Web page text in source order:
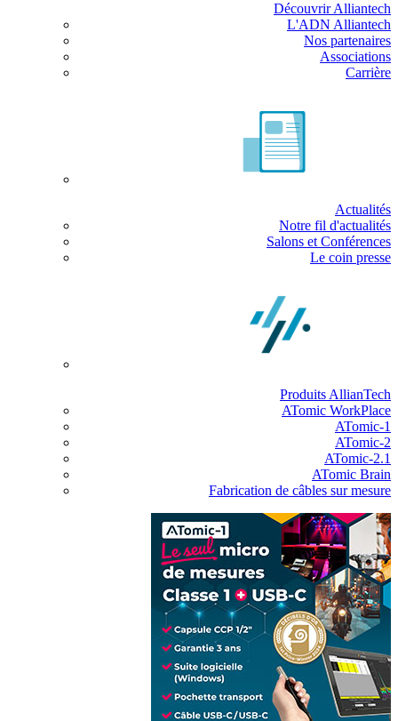
Découvrir Alliantech
L'ADN Alliantech
Nos partenaires
Associations
Carrière
Actualités
Notre fil d'actualités
Salons et Conférences
Le coin presse
Produits AllianTech
ATomic WorkPlace
ATomic-1
ATomic-2
ATomic-2.1
ATomic Brain
Fabrication de câbles sur mesure